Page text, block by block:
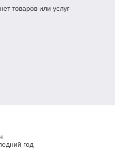
товаров или услуг
год